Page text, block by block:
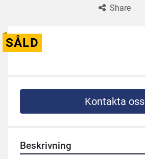
Share
SÅLD
Kontakta oss
Beskrivning